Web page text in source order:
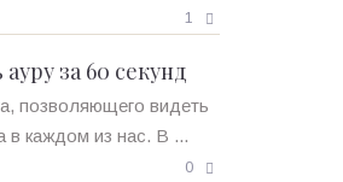
1
за 60 секунд
позволяющего видеть
в каждом из нас. В ...
0